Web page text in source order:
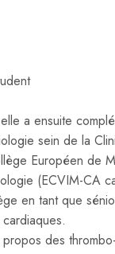
a ensuite
sein de la
Européen de
(ECVIM-CA
en tant que
des